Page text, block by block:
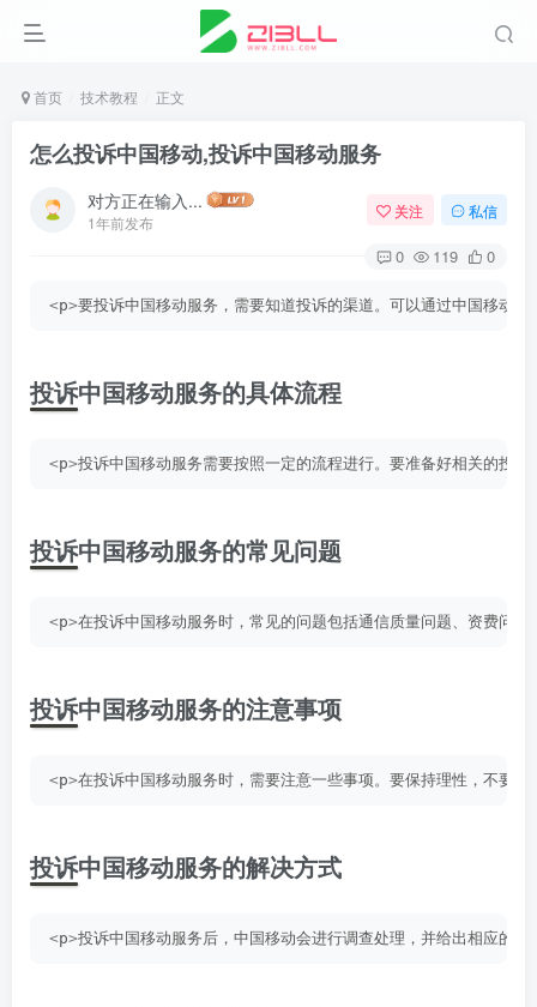
首页 技术教程 正文
怎么投诉中国移动,投诉中国移动服务
对方正在输入...
1年前发布
关注 私信
0 119 0
<p>要投诉中国移动服务，需要知道投诉的渠道。可以通过中国移动
投诉中国移动服务的具体流程
<p>投诉中国移动服务需要按照一定的流程进行。要准备好相关的投
投诉中国移动服务的常见问题
<p>在投诉中国移动服务时，常见的问题包括通信质量问题、资费问
投诉中国移动服务的注意事项
<p>在投诉中国移动服务时，需要注意一些事项。要保持理性，不要
投诉中国移动服务的解决方式
<p>投诉中国移动服务后，中国移动会进行调查处理，并给出相应的